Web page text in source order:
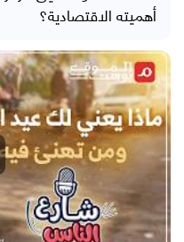
أهميته الاقتصادية؟